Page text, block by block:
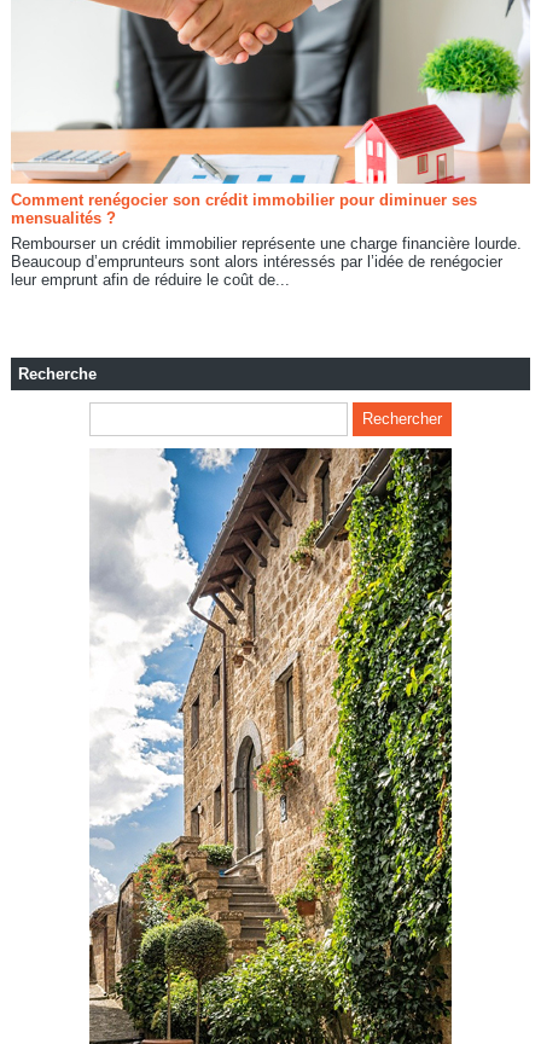
Comment renégocier son crédit immobilier pour diminuer ses
mensualités ?
Rembourser un crédit immobilier représente une charge financière lourde.
Beaucoup d’emprunteurs sont alors intéressés par l’idée de renégocier
leur emprunt afin de réduire le coût de...
Recherche